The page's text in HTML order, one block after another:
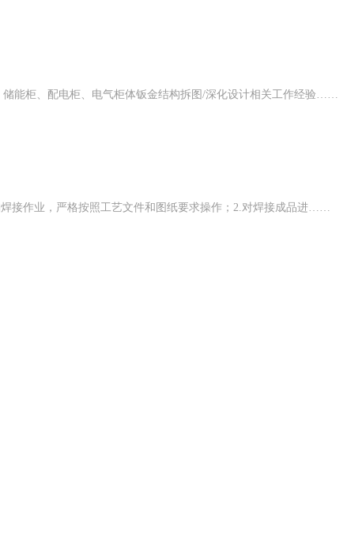
能柜、配电柜、电气柜体钣金结构拆图/深化设计相关工作经验……
接作业，严格按照工艺文件和图纸要求操作；2.对焊接成品进……